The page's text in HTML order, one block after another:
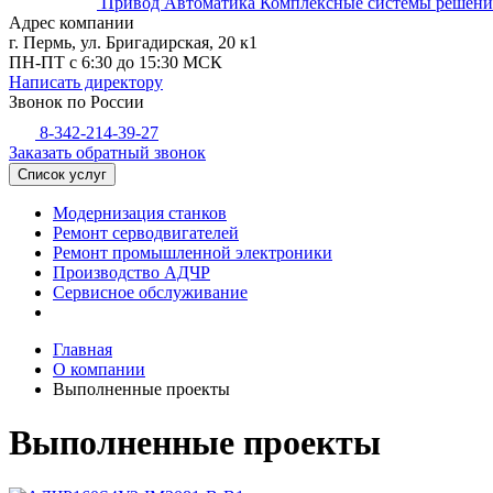
Адрес компании
г. Пермь, ул. Бригадирская, 20 к1
ПН-ПТ с 6:30 до 15:30 МСК
Написать директору
Звонок по России
8-342-214-39-27
Заказать обратный звонок
Список услуг
Модернизация станков
Ремонт серводвигателей
Ремонт промышленной электроники
Производство АДЧР
Сервисное обслуживание
Главная
О компании
Выполненные проекты
Выполненные проекты